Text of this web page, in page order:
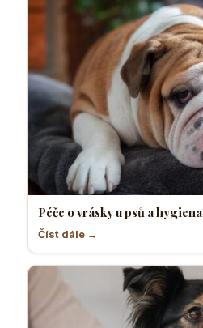
Péče o vrásky u psů a hygiena
Číst dále →